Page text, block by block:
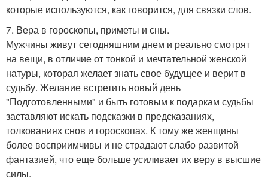
которые используются, как говорится, для связки слов.
7. Вера в гороскопы, приметы и сны.
Мужчины живут сегодняшним днем и реально смотрят
на вещи, в отличие от тонкой и мечтательной женской
натуры, которая желает знать свое будущее и верит в
судьбу. Желание встретить новый день
"Подготовленными" и быть готовым к подаркам судьбы
заставляют искать подсказки в предсказаниях,
толкованиях снов и гороскопах. К тому же женщины
более восприимчивы и не страдают слабо развитой
фантазией, что еще больше усиливает их веру в высшие
силы.